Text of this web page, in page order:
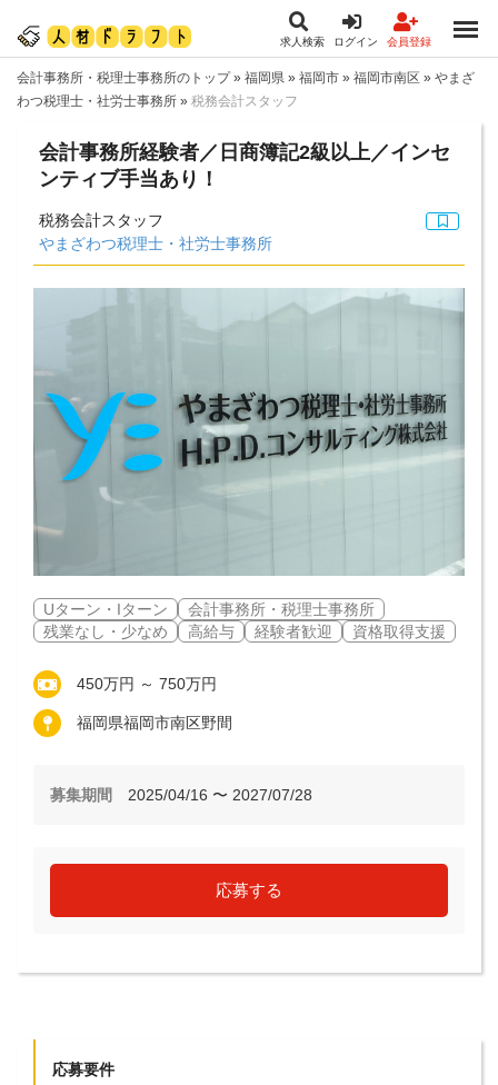
求人検索 ログイン 会員登録
会計事務所・税理士事務所のトップ» 福岡県 » 福岡市 » 福岡市南区 » やまざ
わつ税理士・社労士事務所 » 税務会計スタッフ
会計事務所経験者／日商簿記2級以上／インセ
ンティブ手当あり！
税務会計スタッフ
やまざわつ税理士・社労士事務所
Uターン・Iターン
会計事務所・税理士事務所
残業なし・少なめ
高給与 経験者歓迎 資格取得支援
450万円 ～ 750万円
福岡県福岡市南区野間
募集期間 2025/04/16 〜 2027/07/28
応募する
応募要件